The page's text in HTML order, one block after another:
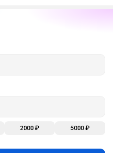
2000 ₽ 5000 ₽